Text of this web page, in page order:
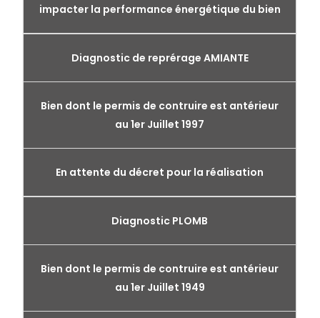
impacter la performance énergétique du bien
Diagnostic de reprérage AMIANTE
Bien dont le permis de contruire est antérieur
au 1er Juillet 1997
En attente du décret pour la réalisation
Diagnostic PLOMB
Bien dont le permis de contruire est antérieur
au 1er Juillet 1949